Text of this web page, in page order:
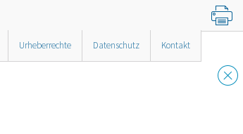
Urheberrechte Datenschutz Kontakt